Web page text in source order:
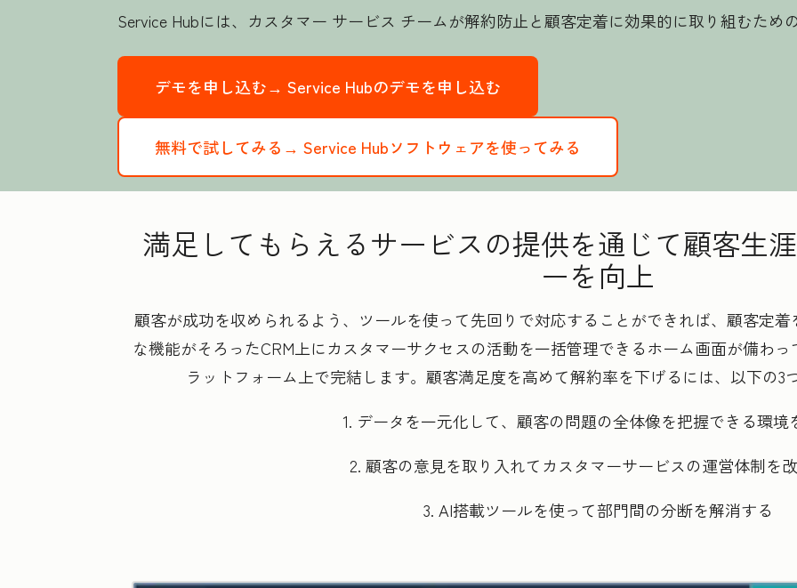
Service Hubには、カスタマー サービス チームが解約防止と顧客定着に効果的に取り組むため
デモを申し込む→ Service Hubのデモを申し込む
無料で試してみる→ Service Hubソフトウェアを使ってみる
満足してもらえるサービスの提供を通じて顧客生
ーを向上
顧客が成功を収められるよう、ツールを使って先回りで対応することができれば、顧客定
な機能がそろったCRM上にカスタマーサクセスの活動を一括管理できるホーム画面が備わ
ラットフォーム上で完結します。顧客満足度を高めて解約率を下げるには、以下の3
1. データを一元化して、顧客の問題の全体像を把握できる環境
2. 顧客の意見を取り入れてカスタマーサービスの運営体制を
3. AI搭載ツールを使って部門間の分断を解消する